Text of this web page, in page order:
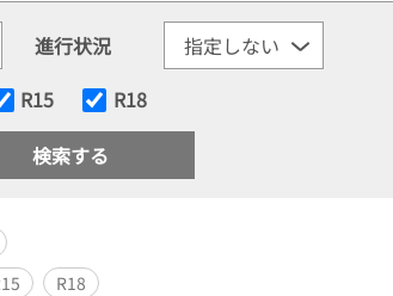
進行状況
R15
R18
R18